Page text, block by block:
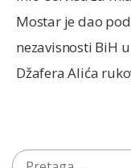
Mostar je dao
nezavisnosti BiH
Džafera Alića